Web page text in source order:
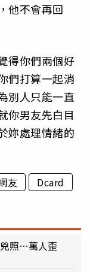
他不會再回
得你們兩個好
們打算一起消
別人只能一直
你男友先白目
妳處理情緒的
友 Dcard
照…萬人歪